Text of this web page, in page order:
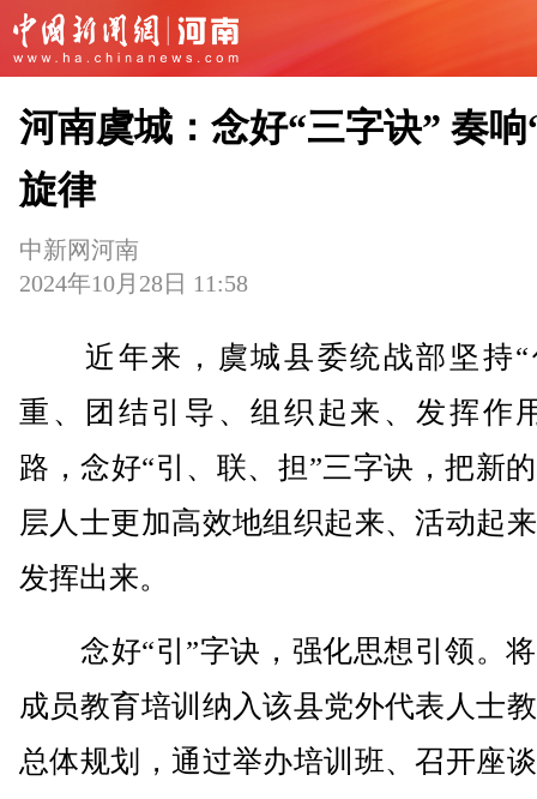
河南虞城：念好“三字诀” 奏响
旋律
中新网河南
2024年10月28日 11:58
近年来，虞城县委统战部坚持“
重、团结引导、组织起来、发挥作
路，念好“引、联、担”三字诀，把新
层人士更加高效地组织起来、活动起
发挥出来。
念好“引”字诀，强化思想引领。
成员教育培训纳入该县党外代表人士
总体规划，通过举办培训班、召开座